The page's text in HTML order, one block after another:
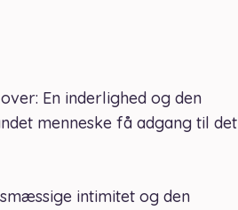
En inderlighed og den
menneske få adgang til det
intimitet og den